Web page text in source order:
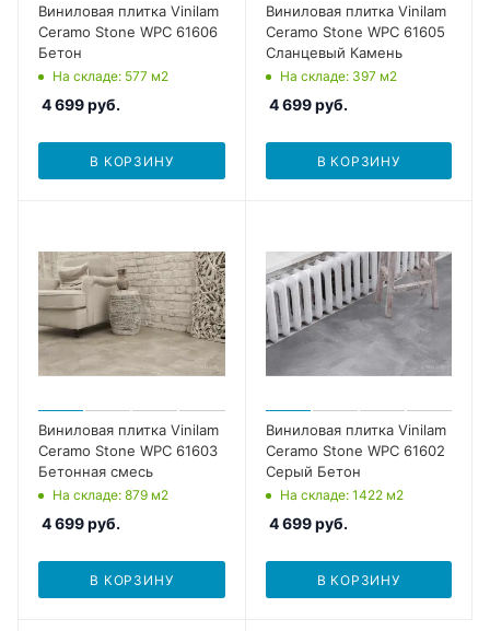
Виниловая плитка Vinilam
Ceramo Stone WPC 61606
Бетон
На складе: 577 м2
4 699руб.
В КОРЗИНУ
Виниловая плитка Vinilam
Ceramo Stone WPC 61605
Сланцевый Камень
На складе: 397 м2
4 699руб.
В КОРЗИНУ
Виниловая плитка Vinilam
Ceramo Stone WPC 61603
Бетонная смесь
На складе: 879 м2
4 699руб.
В КОРЗИНУ
Виниловая плитка Vinilam
Ceramo Stone WPC 61602
Серый Бетон
На складе: 1422 м2
4 699руб.
В КОРЗИНУ